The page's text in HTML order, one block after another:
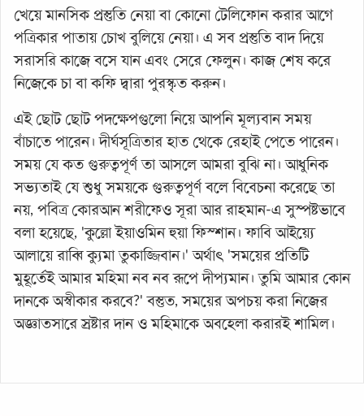
খেয়ে মানসিক প্রস্তুতি নেয়া বা কোনো টেলিফোন করার আগে
পত্রিকার পাতায় চোখ বুলিয়ে নেয়া। এ সব প্রস্তুতি বাদ দিয়ে
সরাসরি কাজে বসে যান এবং সেরে ফেলুন। কাজ শেষ করে
নিজেকে চা বা কফি দ্বারা পুরস্কৃত করুন।
এই ছোট ছোট পদক্ষেপগুলো নিয়ে আপনি মূল্যবান সময়
বাঁচাতে পারেন। দীর্ঘসূত্রিতার হাত থেকে রেহাই পেতে পারেন।
সময় যে কত গুরুত্বপূর্ণ তা আসলে আমরা বুঝি না। আধুনিক
সভ্যতাই যে শুধু সময়কে গুরুত্বপূর্ণ বলে বিবেচনা করেছে তা
নয়, পবিত্র কোরআন শরীফেও সূরা আর রাহমান-এ সুস্পষ্টভাবে
বলা হয়েছে, 'কুল্লো ইয়াওমিন হুয়া ফিস্শান। ফাবি আইয়্যে
আলায়ে রাব্বি ক্যুমা তুকাজ্জিবান।' অর্থাৎ 'সময়ের প্রতিটি
মুহূর্তেই আমার মহিমা নব নব রূপে দীপ্যমান। তুমি আমার কোন
দানকে অস্বীকার করবে?' বস্তুত, সময়ের অপচয় করা নিজের
অজ্ঞাতসারে স্রষ্টার দান ও মহিমাকে অবহেলা করারই শামিল।